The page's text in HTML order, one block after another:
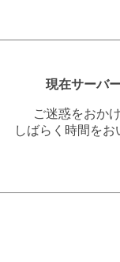
現在サーバ
ご迷惑をおか
しばらく時間を